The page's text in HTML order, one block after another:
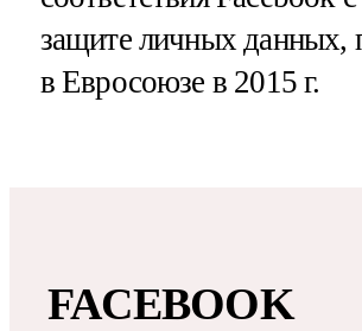
защите личных данных,
в Евросоюзе в 2015 г.
FACEBOOK